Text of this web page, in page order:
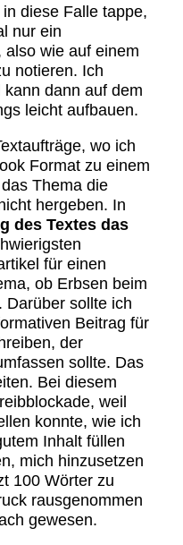
diese Falle tappe,
nur ein
wie auf einem
notieren. Ich
dann auf dem
leicht aufbauen.
wo ich
Format zu einem
Thema die
hergeben. In
des Textes das
für einen
ob Erbsen beim
Darüber sollte ich
Beitrag für
der
sollte. Das
Bei diesem
weil
konnte, wie ich
Inhalt füllen
mich hinzusetzen
100 Wörter zu
rausgenommen
gewesen.